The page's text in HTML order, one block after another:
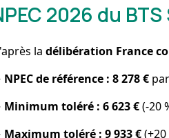
2026 du
ladélibération France
NPEC de référence : 8 278 €
Minimum toléré : 6 623 €(-20
Maximum toléré : 9 933 €(+20